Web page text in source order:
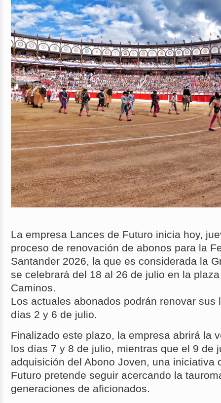
La empresa Lances de Futuro inicia hoy,
proceso de renovación de abonos para la
Santander 2026, la que es considerada la
se celebrará del 18 al 26 de julio en la
Caminos.
Los actuales abonados podrán renovar sus
días 2 y 6 de julio.
Finalizado este plazo, la empresa abrirá la
los días 7 y 8 de julio, mientras que el 9 de
adquisición del Abono Joven, una iniciativa
Futuro pretende seguir acercando la
generaciones de aficionados.